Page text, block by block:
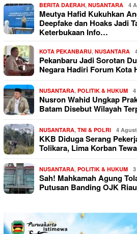
BERITA DAERAH, NUSANTARA 4
Meutya Hafid Kukuhkan
Deepfake dan Hoaks Jadi
Keterbukaan Info…
KOTA PEKANBARU, NUSANTARA
Pekanbaru Jadi Sorotan
Negara Hadiri Forum Kota
NUSANTARA, POLITIK & HUKUM
Nusron Wahid Ungkap
Batam Disebut Wilayah
NUSANTARA, TNI & POLRI 4
KKB Diduga Serang
Tolikara, Lima Korban
NUSANTARA, POLITIK & HUKUM
Sah! Mahkamah Agung
Putusan Banding OJK